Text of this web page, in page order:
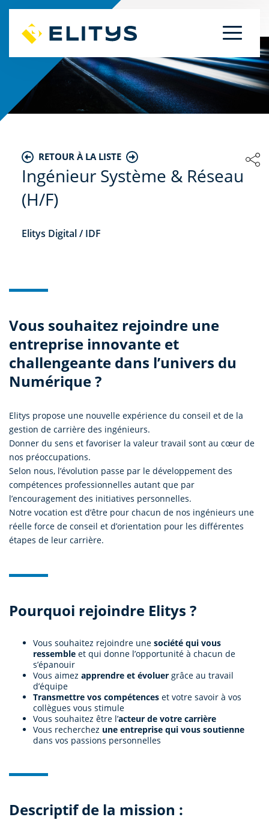
RETOUR À LA LISTE
Ingénieur Système & Réseau
(H/F)
Elitys Digital / IDF
Vous souhaitez rejoindre une
entreprise innovante et
challengeante dans l’univers du
Numérique ?
Elitys propose une nouvelle expérience du conseil et de la
gestion de carrière des ingénieurs.
Donner du sens et favoriser la valeur travail sont au cœur de
nos préoccupations.
Selon nous, l’évolution passe par le développement des
compétences professionnelles autant que par
l’encouragement des initiatives personnelles.
Notre vocation est d’être pour chacun de nos ingénieurs une
réelle force de conseil et d’orientation pour les différentes
étapes de leur carrière.
Pourquoi rejoindre Elitys ?
Vous souhaitez rejoindre une société qui vous
ressemble et qui donne l’opportunité à chacun de
s’épanouir
Vous aimez apprendre et évoluer grâce au travail
d’équipe
Transmettre vos compétences et votre savoir à vos
collègues vous stimule
Vous souhaitez être l’acteur de votre carrière
Vous recherchez une entreprise qui vous soutienne
dans vos passions personnelles
Descriptif de la mission :